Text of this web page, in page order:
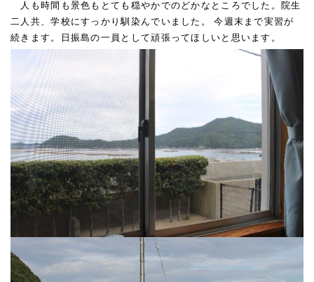
人も時間も景色もとても穏やかでのどかなところでした。院生
二人共、学校にすっかり馴染んでいました。 今週末まで実習が
続きます。日振島の一員として頑張ってほしいと思います。